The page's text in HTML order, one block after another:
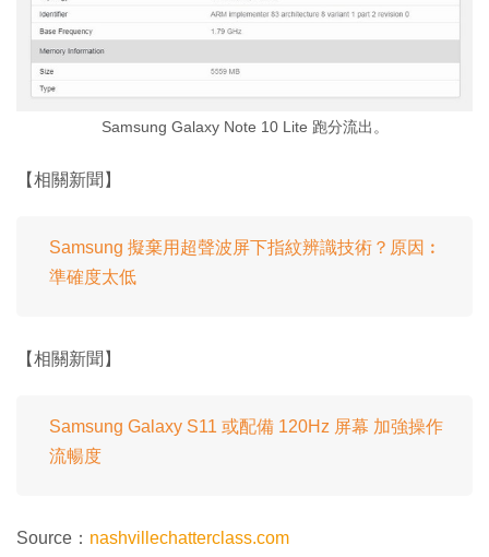
Samsung Galaxy Note 10 Lite 跑分流出。
【相關新聞】
Samsung 擬棄用超聲波屏下指紋辨識技術？原因︰
準確度太低
【相關新聞】
Samsung Galaxy S11 或配備 120Hz 屏幕 加強操作
流暢度
Source： nashvillechatterclass.com